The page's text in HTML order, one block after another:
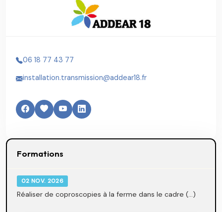
06 18 77 43 77
installation.transmission@addear18.fr
Formations
02 NOV. 2026
Réaliser de coproscopies à la ferme dans le cadre (...)